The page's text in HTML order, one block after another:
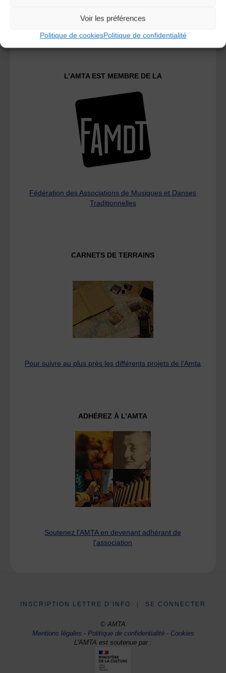
Voir les préférences
Politique de cookiesPolitique de confidentialité
Le distributeur des musiques Trad'
L’AMTA EST MEMBRE DE LA
Fédération des Associations de Musiques et Danses
Traditionnelles
CARNETS DE TERRAINS
Pour suivre au plus près les différents projets de l’Amta
ADHÉREZ À L’AMTA
Soutenez l'AMTA en devenant adhérant de
l'association
INSCRIPTION LETTRE D’INFO SE CONNECTER
© AMTA
Mentions légales -Politique de confidentialité- Cookies
L'AMTA est soutenue par :